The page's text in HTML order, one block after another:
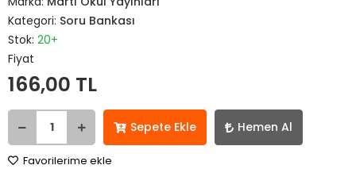
Kategori: Soru Bankası
Stok: 20+
Fiyat
166,00 TL
Sepete Ekle Hemen Al
Favorilerime ekle